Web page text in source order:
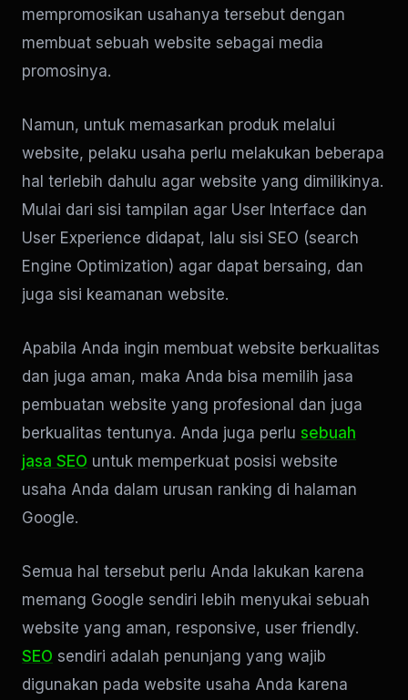
mempromosikan usahanya tersebut dengan
membuat sebuah website sebagai media
promosinya.
Namun, untuk memasarkan produk melalui
website, pelaku usaha perlu melakukan beberapa
hal terlebih dahulu agar website yang dimilikinya.
Mulai dari sisi tampilan agar User Interface dan
User Experience didapat, lalu sisi SEO (search
Engine Optimization) agar dapat bersaing, dan
juga sisi keamanan website.
Apabila Anda ingin membuat website berkualitas
dan juga aman, maka Anda bisa memilih jasa
pembuatan website yang profesional dan juga
berkualitas tentunya. Anda juga perlu sebuah
jasa SEO untuk memperkuat posisi website
usaha Anda dalam urusan ranking di halaman
Google.
Semua hal tersebut perlu Anda lakukan karena
memang Google sendiri lebih menyukai sebuah
website yang aman, responsive, user friendly.
SEO sendiri adalah penunjang yang wajib
digunakan pada website usaha Anda karena